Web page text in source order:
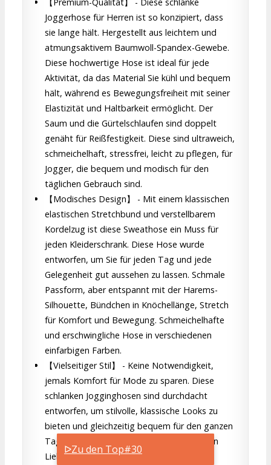
ᐅZu den Top#30
Joggerhose für Herren ist so konzipiert, dass
sie lange hält. Hergestellt aus leichtem und
atmungsaktivem Baumwoll-Spandex-Gewebe.
Diese hochwertige Hose ist ideal für jede
Aktivität, da das Material Sie kühl und bequem
hält, während es Bewegungsfreiheit mit seiner
Elastizität und Haltbarkeit ermöglicht. Der
Saum und die Gürtelschlaufen sind doppelt
genäht für Reißfestigkeit. Diese sind ultraweich,
schmeichelhaft, stressfrei, leicht zu pflegen, für
Jogger, die bequem und modisch für den
täglichen Gebrauch sind.
【Modisches Design】 - Mit einem klassischen
elastischen Stretchbund und verstellbarem
Kordelzug ist diese Sweathose ein Muss für
jeden Kleiderschrank. Diese Hose wurde
entworfen, um Sie für jeden Tag und jede
Gelegenheit gut aussehen zu lassen. Schmale
Passform, aber entspannt mit der Harems-
Silhouette, Bündchen in Knöchellänge, Stretch
für Komfort und Bewegung. Schmeichelhafte
und erschwingliche Hose in verschiedenen
einfarbigen Farben.
【Vielseitiger Stil】 - Keine Notwendigkeit,
jemals Komfort für Mode zu sparen. Diese
schlanken Jogginghosen sind durchdacht
entworfen, um stilvolle, klassische Looks zu
bieten und gleichzeitig bequem für den ganzen
Tag zu sein. Stylen Sie diese Hose mit Ihren
Lieblings-Shirts, Jacken, Schuhen und